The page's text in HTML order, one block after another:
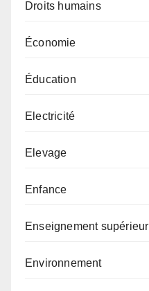
Droits humains
Économie
Éducation
Electricité
Elevage
Enfance
Enseignement supérieur
Environnement